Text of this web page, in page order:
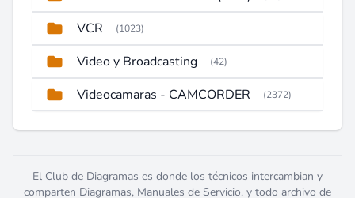
VCR (1023)
Video y Broadcasting (42)
Videocamaras - CAMCORDER (2372)
El Club de Diagramas es donde los técnicos intercambian y
comparten Diagramas, Manuales de Servicio, y todo archivo de